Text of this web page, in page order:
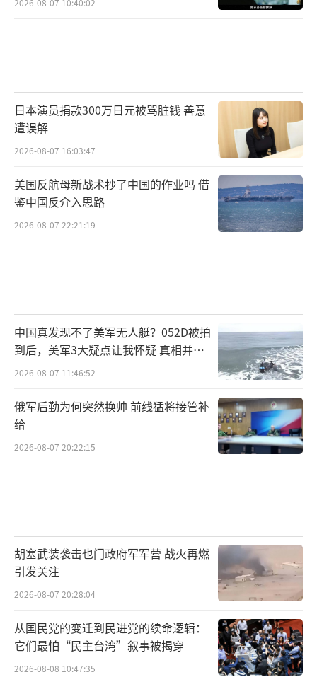
2026-08-07 10:40:02
日本演员捐款300万日元被骂脏钱 善意
遭误解
2026-08-07 16:03:47
美国反航母新战术抄了中国的作业吗 借
鉴中国反介入思路
2026-08-07 22:21:19
中国真发现不了美军无人艇？052D被拍
到后，美军3大疑点让我怀疑 真相并非
如此
2026-08-07 11:46:52
俄军后勤为何突然换帅 前线猛将接管补
给
2026-08-07 20:22:15
胡塞武装袭击也门政府军军营 战火再燃
引发关注
2026-08-07 20:28:04
从国民党的变迁到民进党的续命逻辑：
它们最怕“民主台湾”叙事被揭穿
2026-08-08 10:47:35